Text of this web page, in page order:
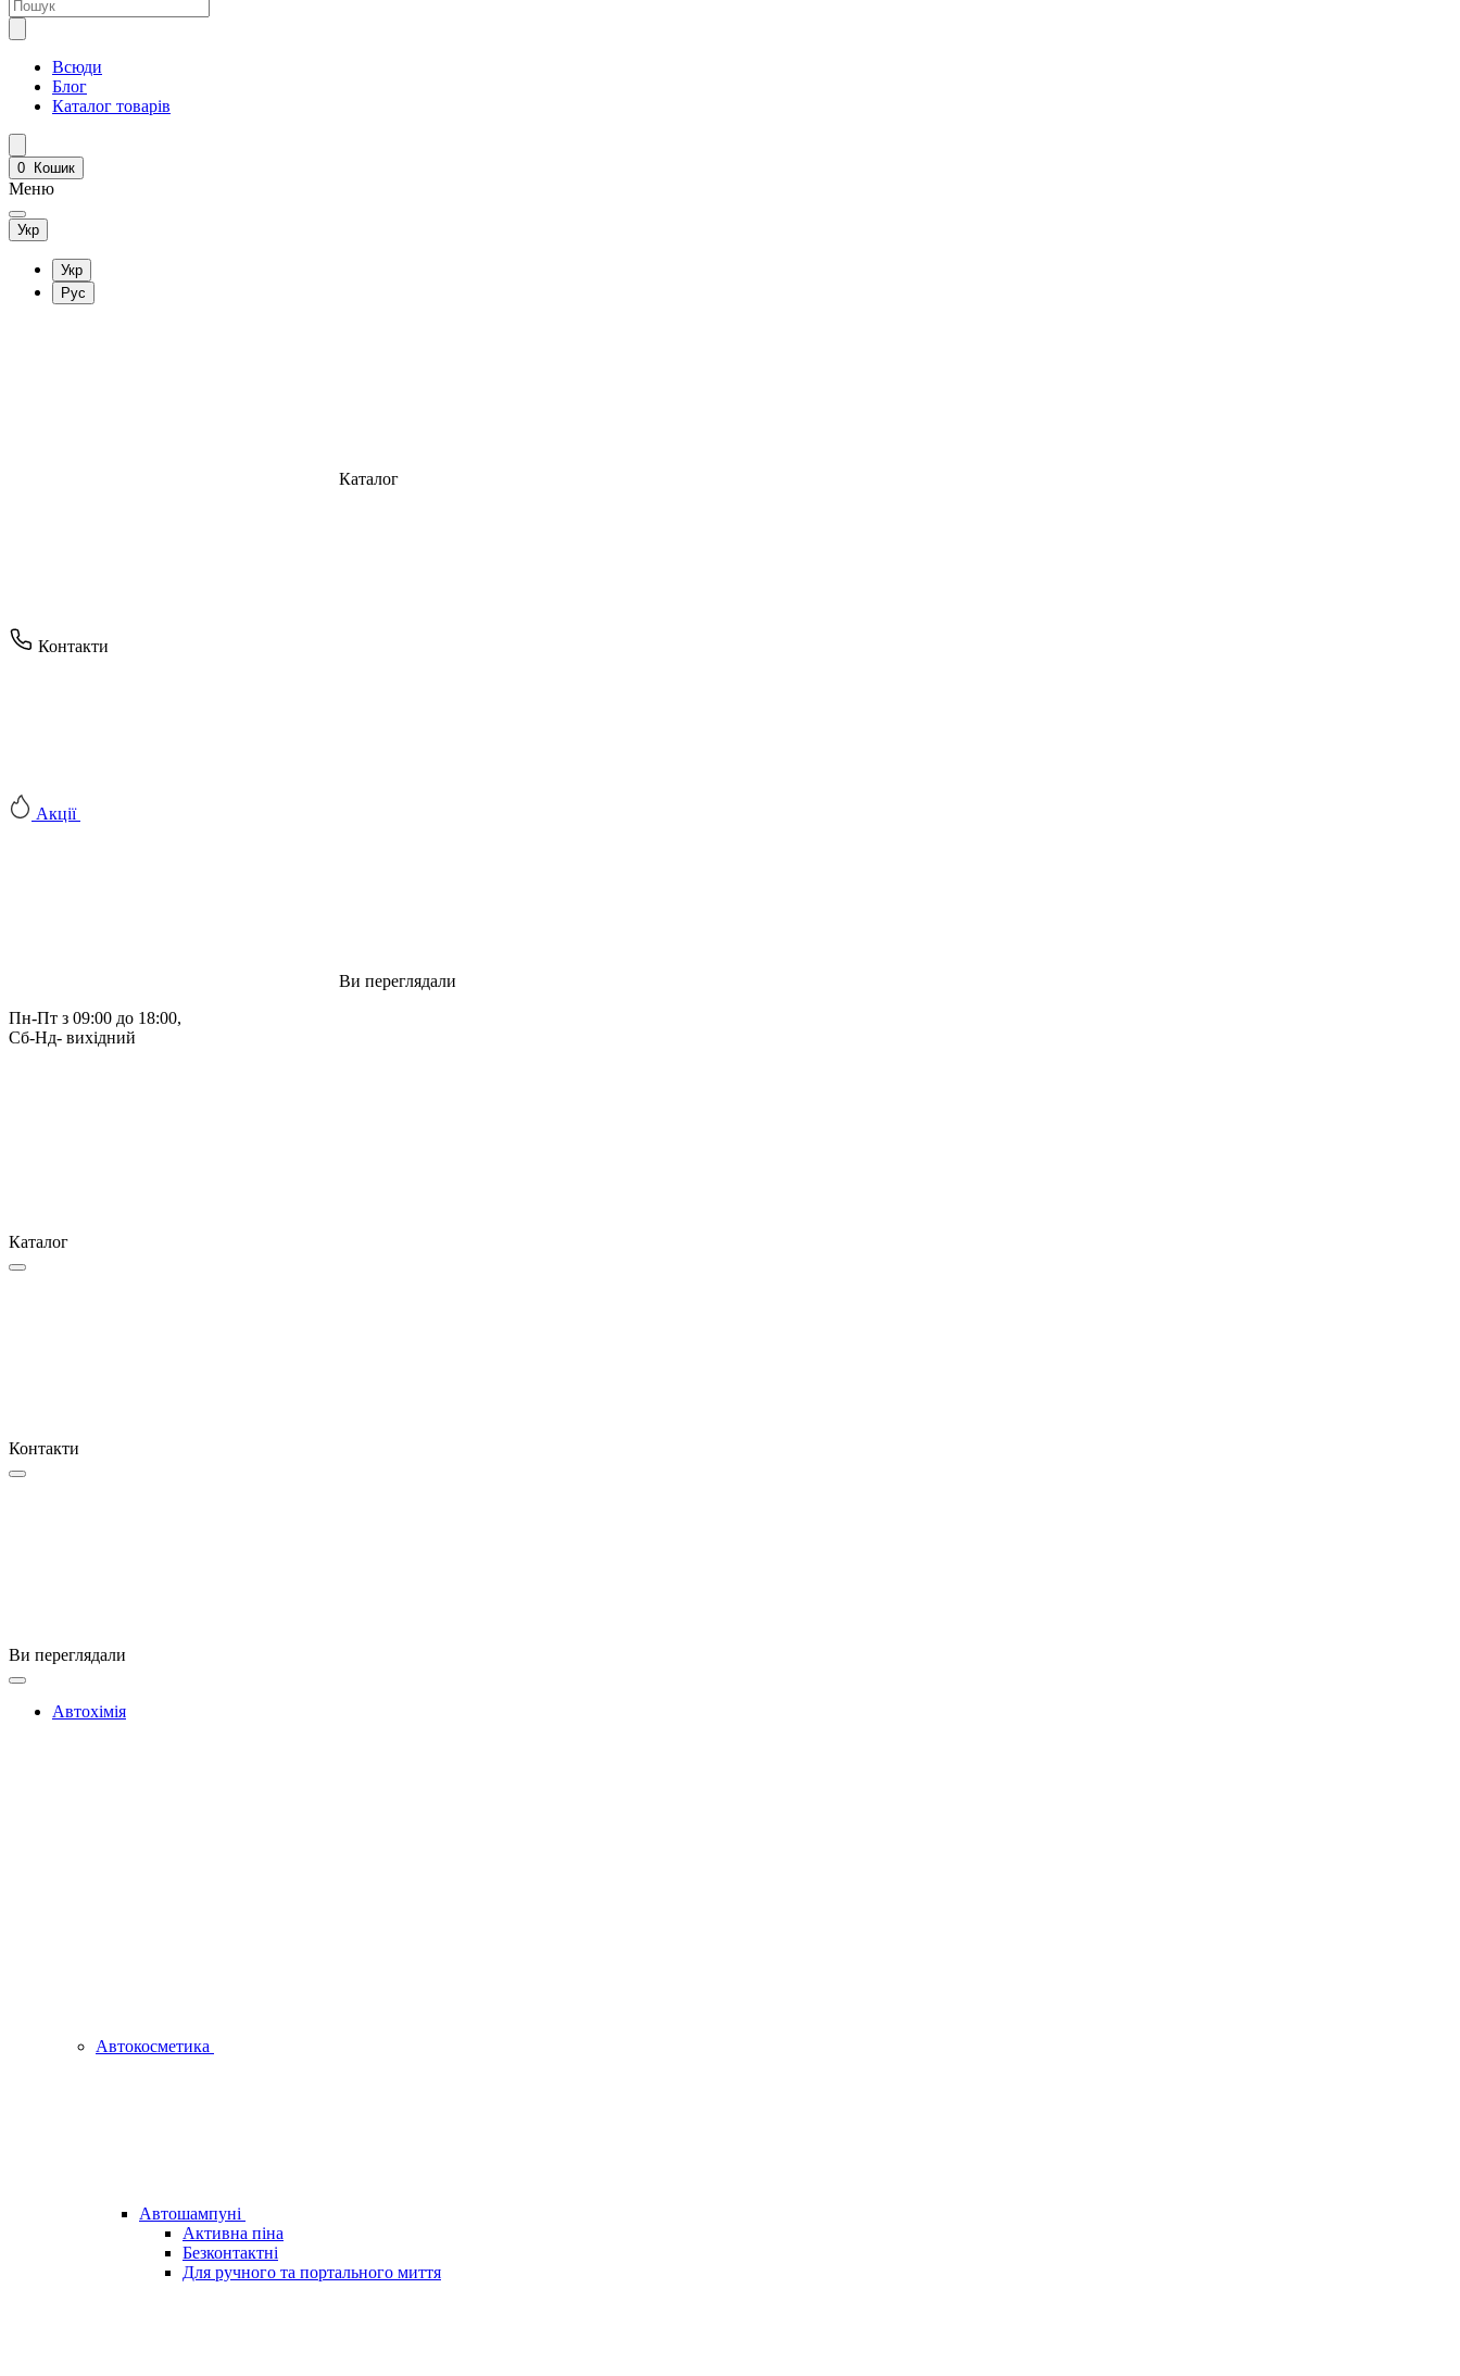
Всюди
Блог
Каталог товарів
0 Кошик
Меню
Укр
Укр
Рус
Каталог
Контакти
Акції
Ви переглядали
Пн-Пт з 09:00 до 18:00,
Сб-Нд- вихідний
Каталог
Контакти
Ви переглядали
Автохімія
Автокосметика
Автошампуні
Активна піна
Безконтактні
Для ручного та портального миття